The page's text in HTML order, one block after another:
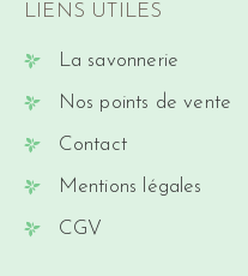
LIENS UTILES
La savonnerie
Nos points de vente
Contact
Mentions légales
CGV